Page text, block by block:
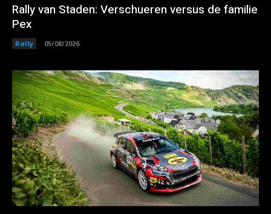
Rally van Staden: Verschueren versus de familie
Pex
Rally 05/08/2026